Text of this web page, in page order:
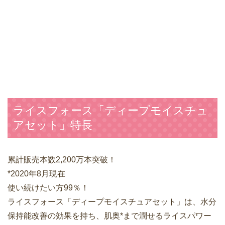
ライスフォース「ディープモイスチュ
アセット」特長
累計販売本数2,200万本突破！
*2020年8月現在
使い続けたい方99％！
ライスフォース「ディープモイスチュアセット」は、水分
保持能改善の効果を持ち、肌奥*まで潤せるライスパワー